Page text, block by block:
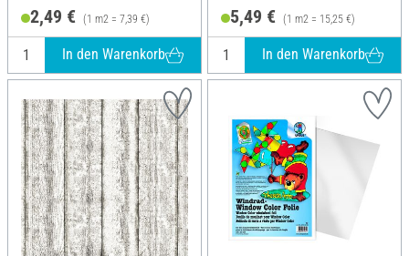
2,49 € (1 m2 = 7,39 €)
In den Warenkorb
5,49 € (1 m2 = 15,25 €)
In den Warenkorb